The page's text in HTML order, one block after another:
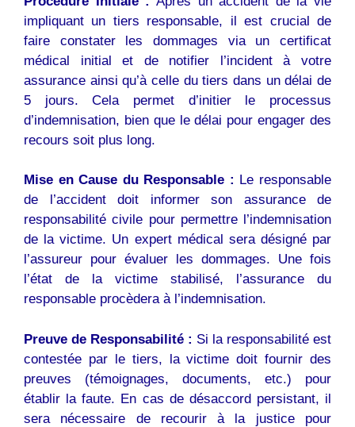
impliquant un tiers responsable, il est crucial de
faire constater les dommages via un certificat
médical initial et de notifier l’incident à votre
assurance ainsi qu’à celle du tiers dans un délai de
5 jours. Cela permet d’initier le processus
d’indemnisation, bien que le délai pour engager des
recours soit plus long.
Mise en Cause du Responsable : Le responsable
de l’accident doit informer son assurance de
responsabilité civile pour permettre l’indemnisation
de la victime. Un expert médical sera désigné par
l’assureur pour évaluer les dommages. Une fois
l’état de la victime stabilisé, l’assurance du
responsable procèdera à l’indemnisation.
Preuve de Responsabilité : Si la responsabilité est
contestée par le tiers, la victime doit fournir des
preuves (témoignages, documents, etc.) pour
établir la faute. En cas de désaccord persistant, il
sera nécessaire de recourir à la justice pour